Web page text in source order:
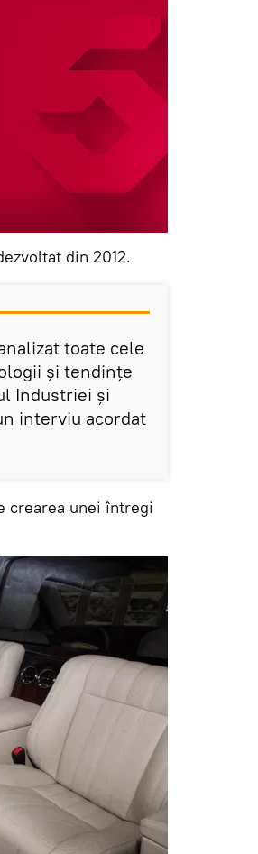
din 2012.
toate cele
și tendințe
Industriei și
interviu acordat
crearea unei întregi